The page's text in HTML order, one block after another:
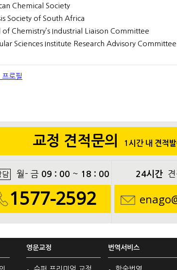
Chemical Society
Society of South Africa
of Chemistry’s Industrial Liaison Committee
Sciences Institute Research Advisory Committee
로필
교정 견적문의 1시간 내 견적
담 월- 금 09 : 00 ~ 18 : 00
1577-2592
24시간
영문교정 번역서비스